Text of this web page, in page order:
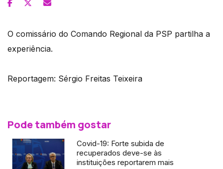
O comissário do Comando Regional da PSP partilha a
experiência.
Reportagem: Sérgio Freitas Teixeira
Pode também gostar
Covid-19: Forte subida de
recuperados deve-se às
instituições reportarem mais